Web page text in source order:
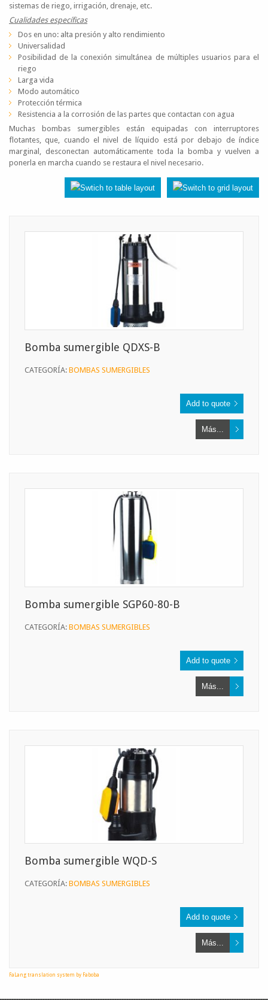
sistemas de riego, irrigación, drenaje, etc.
Cualidades específicas
Dos en uno: alta presión y alto rendimiento
Universalidad
Posibilidad de la conexión simultánea de múltiples usuarios para el
riego
Larga vida
Modo automático
Protección térmica
Resistencia a la corrosión de las partes que contactan con agua
Muchas bombas sumergibles están equipadas con interruptores
flotantes, que, cuando el nivel de líquido está por debajo de índice
marginal, desconectan automáticamente toda la bomba y vuelven a
ponerla en marcha cuando se restaura el nivel necesario.
Bomba sumergible QDXS-B
CATEGORÍA: BOMBAS SUMERGIBLES
Más...
Bomba sumergible SGP60-80-B
CATEGORÍA: BOMBAS SUMERGIBLES
Más...
Bomba sumergible WQD-S
CATEGORÍA: BOMBAS SUMERGIBLES
Más...
FaLang translation system by Faboba